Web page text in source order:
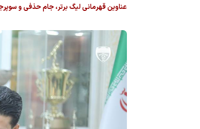
عناوین قهرمانی لیگ برتر، جام حذفی و